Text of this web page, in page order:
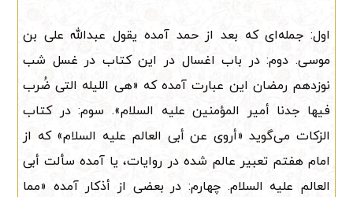
اول: جمله‌ای که بعد از حمد آمده یقول عبدالله علی بن
موسی. دوم: در باب اغسال در این کتاب در غسل شب
نوزدهم رمضان این عبارت آمده که «هی اللیله التی ضُرب
فیها جدنا أمیر المؤمنین علیه السلام». سوم: در کتاب
الزکات می‌گوید «أروی عن أبی العالم علیه السلام» که از
امام هفتم تعبیر عالم شده در روایات، یا آمده سألت أبی
العالم علیه السلام. چهارم: در بعضی از أذکار آمده «مما